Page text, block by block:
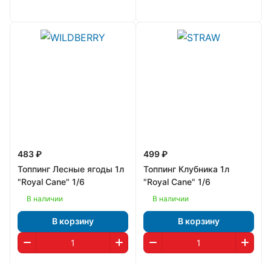
483 ₽
Топпинг Лесные ягоды 1л
"Royal Cane" 1/6
В наличии
В корзину
499 ₽
Топпинг Клубника 1л
"Royal Cane" 1/6
В наличии
В корзину